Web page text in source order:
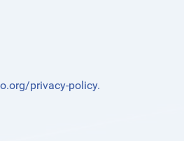
privacy-policy.